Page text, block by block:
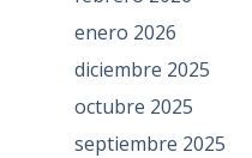
enero 2026
diciembre 2025
octubre 2025
septiembre 2025